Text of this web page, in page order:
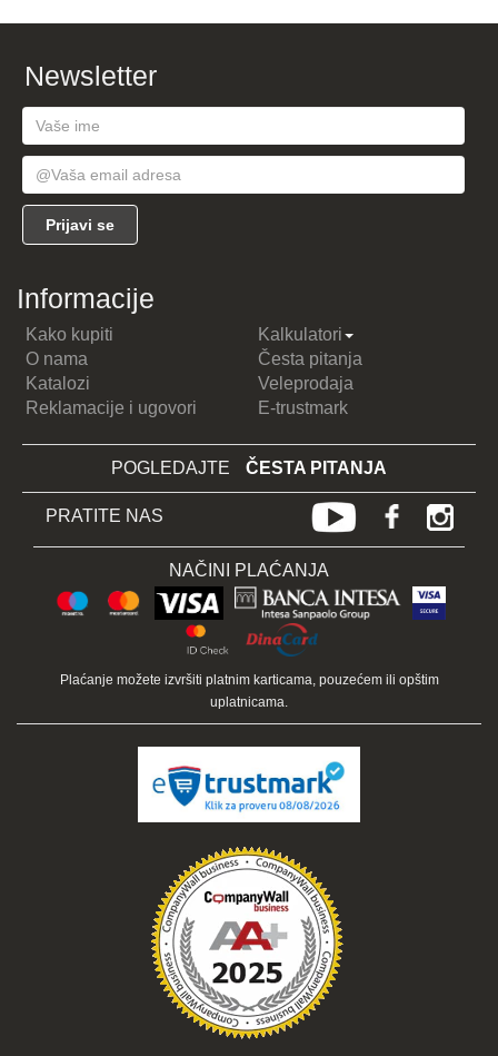
Newsletter
Informacije
Kako kupiti
Kalkulatori
O nama
Česta pitanja
Katalozi
Veleprodaja
Reklamacije i ugovori
E-trustmark
POGLEDAJTE ČESTA PITANJA
PRATITE NAS
NAČINI PLAĆANJA
Plaćanje možete izvršiti platnim karticama, pouzećem ili opštim
uplatnicama.